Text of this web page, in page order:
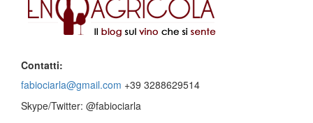
Contatti:
fabiociarla@gmail.com +39 3288629514
Skype/Twitter: @fabiociarla